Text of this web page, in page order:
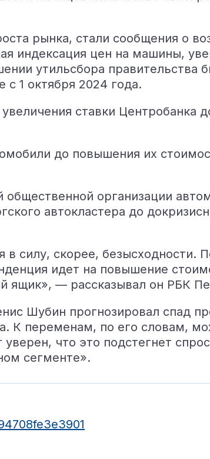
рынка, стали сообщения о
индексация цен на машины,
утильсбора
с 1 октября 2024 года.
ставки Центробанка
до повышения их
общественной организации
автокластера до
в силу, скорее, безысходности.
идет на повышение
ящик», — рассказывал он РБК
Шубин прогнозировал спад
К переменам, по его словам,
что это подстегнет
сегменте».